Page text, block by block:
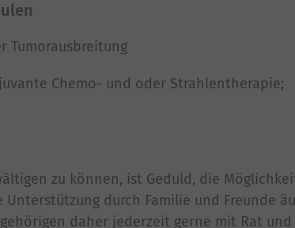
Tumorausbreitung
Chemo- und oder Strahlentherapie;
zu können, ist Geduld, die
durch Familie und Freunde
daher jederzeit gerne mit Rat und